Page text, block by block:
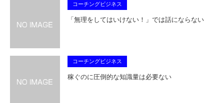
コーチングビジネス
「無理をしてはいけない！」では話にならない
コーチングビジネス
稼ぐのに圧倒的な知識量は必要ない